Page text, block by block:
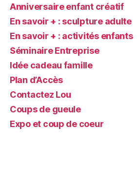
Anniversaire enfant créatif
En savoir + : sculpture adulte
En savoir + : activités enfants
Séminaire Entreprise
Idée cadeau famille
Plan d’Accès
Contactez Lou
Coups de gueule
Expo et coup de coeur